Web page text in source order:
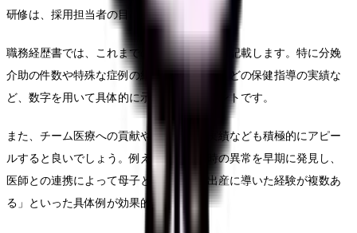
研修は、採用担当者の目に留まりやすいです。
職務経歴書では、これまでの経験を具体的に記載します。特に分娩
介助の件数や特殊な症例の経験、母親学級などの保健指導の実績な
ど、数字を用いて具体的に示すことがポイントです。
また、チーム医療への貢献や問題解決の実績なども積極的にアピー
ルすると良いでしょう。例えば、「分娩時の異常を早期に発見し、
医師との連携によって母子ともに安全な出産に導いた経験が複数あ
る」といった具体例が効果的です。